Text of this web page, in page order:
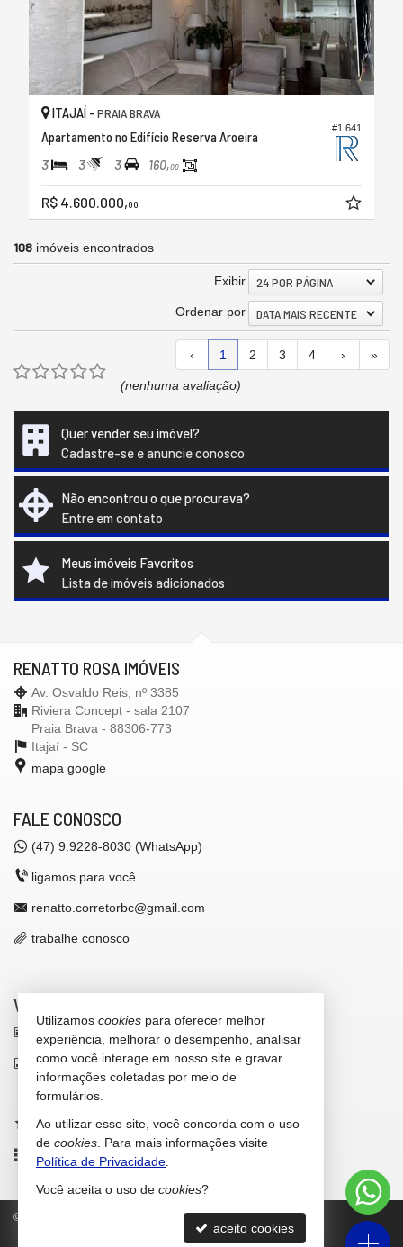
#1.641
ITAJAÍ - PRAIA BRAVA
Apartamento no Edifício Reserva Aroeira
3 3 3 160,00
R$ 4.600.000,00
108 imóveis encontrados
Exibir 24 POR PÁGINA
Ordenar por DATA MAIS RECENTE
‹ 1 2 3 4 › »
(nenhuma avaliação)
Quer vender seu imóvel?
Cadastre-se e anuncie conosco
Não encontrou o que procurava?
Entre em contato
Meus imóveis Favoritos
Lista de imóveis adicionados
RENATTO ROSA IMÓVEIS
Av. Osvaldo Reis, nº 3385
Riviera Concept - sala 2107
Praia Brava - 88306-773
Itajaí - SC
mapa google
FALE CONOSCO
(47) 9.9228-8030 (WhatsApp)
ligamos para você
renatto.corretorbc@gmail.com
trabalhe conosco
VEJA MAIS
receba nosso newsletter
indicadores financeiros
cadastre seu imóvel
imóveis favoritos
mapa de imóveis
© Política de Privacidade
Utilizamos cookies para oferecer melhor
experiência, melhorar o desempenho, analisar
como você interage em nosso site e gravar
informações coletadas por meio de
formulários.
Ao utilizar esse site, você concorda com o uso
de cookies . Para mais informações visite
Política de Privacidade
Você aceita o uso de cookies?
aceito cookies